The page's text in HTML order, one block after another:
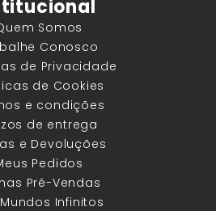
Somos
Conosco
de Privacidade
de Cookies
e condições
de entrega
e Devoluções
Pedidos
Pré-Vendas
Mundos Infinitos